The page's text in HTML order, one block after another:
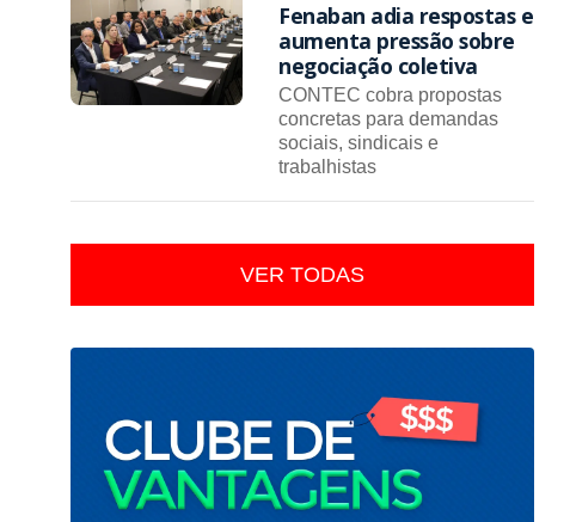
Fenaban adia respostas e
aumenta pressão sobre
negociação coletiva
CONTEC cobra propostas
concretas para demandas
sociais, sindicais e
trabalhistas
VER TODAS